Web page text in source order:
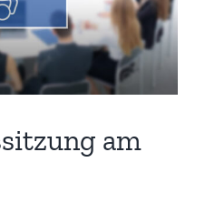
am